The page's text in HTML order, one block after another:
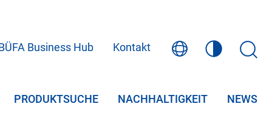
Business Hub Kontakt
PRODUKTSUCHE NACHHALTIGKEIT NEWS